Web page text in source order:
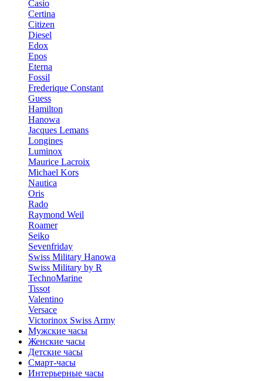
Casio
Certina
Citizen
Diesel
Edox
Epos
Eterna
Fossil
Frederique Constant
Guess
Hamilton
Hanowa
Jacques Lemans
Longines
Luminox
Maurice Lacroix
Michael Kors
Nautica
Oris
Rado
Raymond Weil
Roamer
Seiko
Sevenfriday
Swiss Military Hanowa
Swiss Military by R
TechnoMarine
Tissot
Valentino
Versace
Victorinox Swiss Army
Мужские часы
Женские часы
Детские часы
Смарт-часы
Интерьерные часы